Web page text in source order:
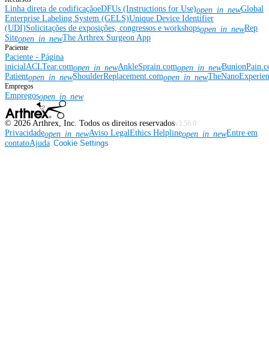
Linha direta de codificaçãoeDFUs (Instructions for Use)open_in_newGlobal
Enterprise Labeling System (GELS)Unique Device Identifier
(UDI)Solicitações de exposições, congressos e workshopsopen_in_newRep
Siteopen_in_newThe Arthrex Surgeon App
Paciente
Paciente - Página
inicialACLTear.comopen_in_newAnkleSprain.comopen_in_new
Patientopen_in_newShoulderReplacement.comopen_in_new
Empregos
Empregosopen_in_new
© 2026 Arthrex, Inc. Todos os direitos reservadosv3.56.0
Privacidadeopen_in_newAviso LegalEthics Helplineopen_in_newEntre em
contatoAjuda Cookie Settings